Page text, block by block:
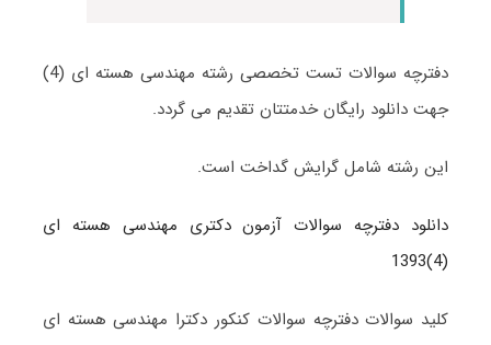
دفترچه سوالات تست تخصصی رشته مهندسی هسته ای (4)
جهت دانلود رایگان خدمتتان تقدیم می گردد.
این رشته شامل گرایش گداخت است.
دانلود دفترچه سوالات آزمون دکتری مهندسی هسته ای
(4)1393
کلید سوالات دفترچه سوالات کنکور دکترا مهندسی هسته ای